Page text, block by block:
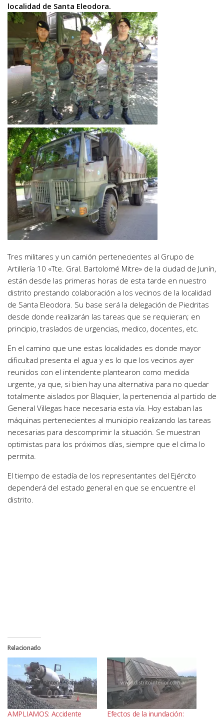
localidad de Santa Eleodora.
Tres militares y un camión pertenecientes al Grupo de
Artillería 10 «Tte. Gral. Bartolomé Mitre» de la ciudad de Junín,
están desde las primeras horas de esta tarde en nuestro
distrito prestando colaboración a los vecinos de la localidad
de Santa Eleodora. Su base será la delegación de Piedritas
desde donde realizarán las tareas que se requieran; en
principio, traslados de urgencias, medico, docentes, etc.
En el camino que une estas localidades es donde mayor
dificultad presenta el agua y es lo que los vecinos ayer
reunidos con el intendente plantearon como medida
urgente, ya que, si bien hay una alternativa para no quedar
totalmente aislados por Blaquier, la pertenencia al partido de
General Villegas hace necesaria esta vía. Hoy estaban las
máquinas pertenecientes al municipio realizando las tareas
necesarias para descomprimir la situación. Se muestran
optimistas para los próximos días, siempre que el clima lo
permita.
El tiempo de estadía de los representantes del Ejército
dependerá del estado general en que se encuentre el
distrito.
Relacionado
AMPLIAMOS: Accidente
Efectos de la inundación: